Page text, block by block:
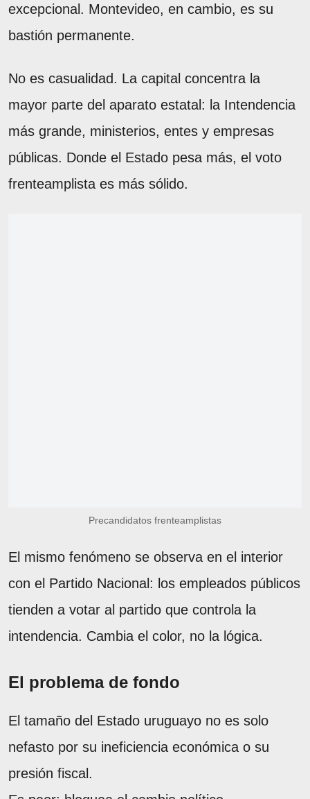
excepcional. Montevideo, en cambio, es su
bastión permanente.
No es casualidad. La capital concentra la
mayor parte del aparato estatal: la Intendencia
más grande, ministerios, entes y empresas
públicas. Donde el Estado pesa más, el voto
frenteamplista es más sólido.
Precandidatos frenteamplistas
El mismo fenómeno se observa en el interior
con el Partido Nacional: los empleados públicos
tienden a votar al partido que controla la
intendencia. Cambia el color, no la lógica.
El problema de fondo
El tamaño del Estado uruguayo no es solo
nefasto por su ineficiencia económica o su
presión fiscal.